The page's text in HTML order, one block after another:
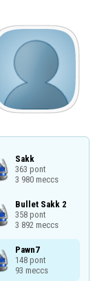
Sakk
363 pont
3 980 meccs
Bullet Sakk 2
358 pont
3 892 meccs
Pawn7
148 pont
93 meccs